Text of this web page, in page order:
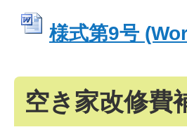
様式第9号
空き家改修費